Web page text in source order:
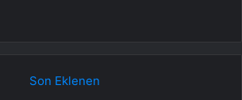
Son Eklenen